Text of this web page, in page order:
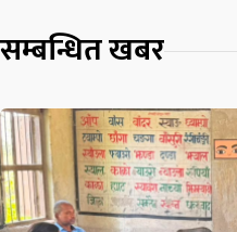
सम्बन्धित खबर